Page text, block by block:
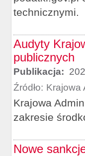
technicznymi.
Audyty
publicznych
Publikacja:
Źródło: Krajowa
Krajowa
zakresie
Nowe